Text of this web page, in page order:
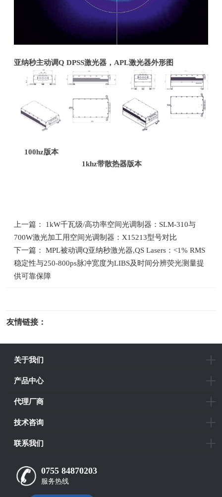
亚纳秒主动调Q DPSS激光器，APL激光器外形图
100hz版本
1khz带散热器版本
上一篇： 1kW千瓦级/高功率空间光调制器：SLM-310与
700W激光加工用空间光调制器：X15213型号对比
下一篇： MPL被动调Q亚纳秒激光器,QS Lasers：<1% RMS
稳定性与250-800ps脉冲宽度为LIBS及时间分辨荧光测量提
供可靠保障
友情链接：
关于我们
产品中心
代理厂商
技术咨询
联系我们
0755 84870203
服务热线